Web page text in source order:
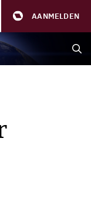
AANMELDEN